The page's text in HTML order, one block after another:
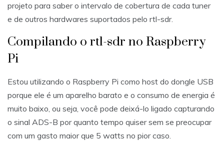
projeto para saber o intervalo de cobertura de cada tuner
e de outros hardwares suportados pelo rtl-sdr.
Compilando o rtl-sdr no Raspberry
Pi
Estou utilizando o Raspberry Pi como host do dongle USB
porque ele é um aparelho barato e o consumo de energia é
muito baixo, ou seja, você pode deixá-lo ligado capturando
o sinal ADS-B por quanto tempo quiser sem se preocupar
com um gasto maior que 5 watts no pior caso.